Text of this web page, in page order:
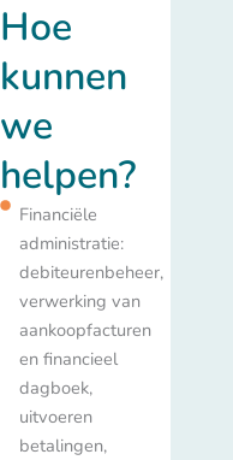
Hoe
kunnen
we
helpen?
Financiële
administratie:
debiteurenbeheer,
verwerking van
aankoopfacturen
en financieel
dagboek,
uitvoeren
betalingen,